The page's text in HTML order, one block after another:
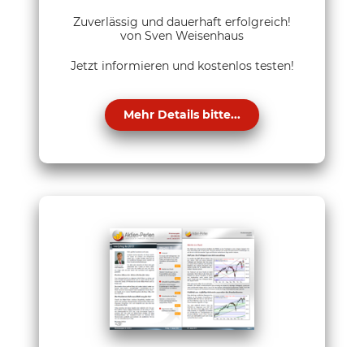
Zuverlässig und dauerhaft erfolgreich!
von Sven Weisenhaus
Jetzt informieren und kostenlos testen!
Mehr Details bitte...